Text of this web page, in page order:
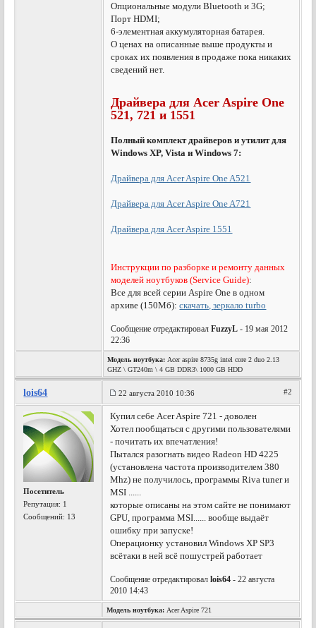
Опциональные модули Bluetooth и 3G;
Порт HDMI;
6-элементная аккумуляторная батарея.
О ценах на описанные выше продукты и
сроках их появления в продаже пока никаких
сведений нет.
Драйвера для Acer Aspire One
521, 721 и 1551
Полный комплект драйверов и утилит для
Windows XP, Vista и Windows 7:
Драйвера для Acer Aspire One A521
Драйвера для Acer Aspire One A721
Драйвера для Acer Aspire 1551
Инструкции по разборке и ремонту данных
моделей ноутбуков (Service Guide):
Все для всей серии Aspire One в одном
архиве (150Мб):скачать,зеркало turbo
Сообщение отредактировалFuzzyL - 19 мая 2012
22:36
Модель ноутбука: Acer aspire 8735g intel core 2 duo 2.13
GHZ \ GT240m \ 4 GB DDR3\ 1000 GB HDD
lois64 22 августа 2010 10:36 #2
Посетитель
Репутация: 1
Сообщений: 13
Купил себе Acer Aspire 721 - доволен
Хотел пообщаться с другими пользователями
- почитать их впечатления!
Пытался разогнать видео Radeon HD 4225
(установлена частота производителем 380
Mhz) не получилось, программы Riva tuner и
MSI ......
которые описаны на этом сайте не понимают
GPU, программа MSI...... вообще выдаёт
ошибку при запуске!
Операционку установил Windows XP SP3
всётаки в ней всё пошустрей работает
Сообщение отредактировалlois64 - 22 августа
2010 14:43
Модель ноутбука: Acer Aspire 721